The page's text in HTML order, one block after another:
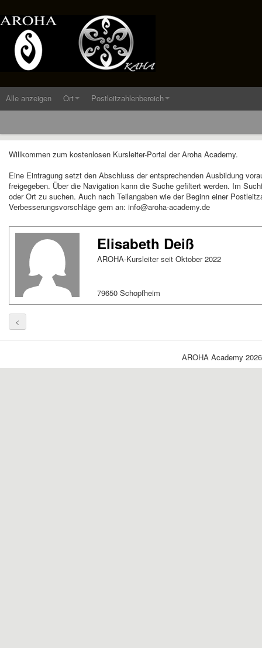
Alle anzeigen Ort Postleitzahlenbereich
Willkommen zum kostenlosen Kursleiter-Portal der Aroha Academy.
Eine Eintragung setzt den Abschluss der entsprechenden Ausbildung
freigegeben. Über die Navigation kann die Suche gefiltert werden. Im
oder Ort zu suchen. Auch nach Teilangaben wie der Beginn einer
Verbesserungsvorschläge gern an: info@aroha-academy.de
Elisabeth Deiß
AROHA-Kursleiter seit Oktober 2022
79650 Schopfheim
<
AROHA Academy